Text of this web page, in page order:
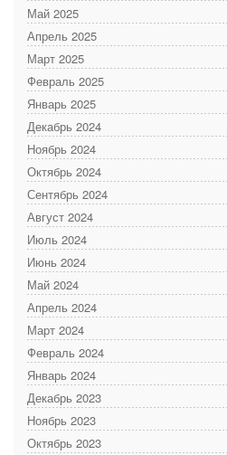
Май 2025
Апрель 2025
Март 2025
Февраль 2025
Январь 2025
Декабрь 2024
Ноябрь 2024
Октябрь 2024
Сентябрь 2024
Август 2024
Июль 2024
Июнь 2024
Май 2024
Апрель 2024
Март 2024
Февраль 2024
Январь 2024
Декабрь 2023
Ноябрь 2023
Октябрь 2023